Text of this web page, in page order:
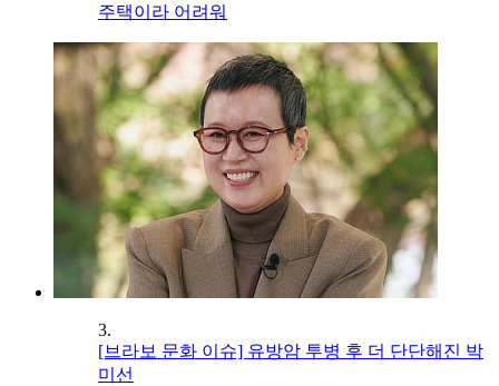
주택이라 어려워
3.
[브라보 문화 이슈] 유방암 투병 후 더 단단해진 박
미선